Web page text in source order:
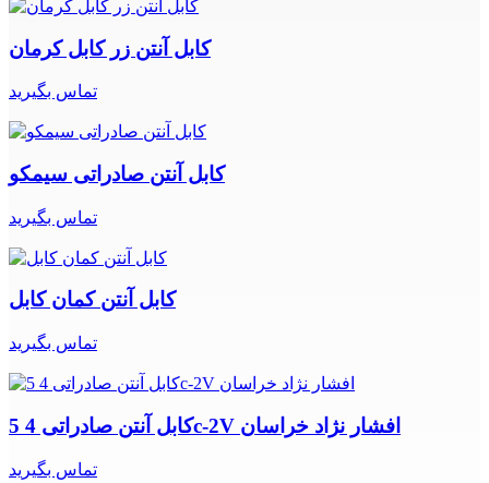
کابل آنتن زر کابل کرمان
تماس بگیرید
کابل آنتن صادراتی سیمکو
تماس بگیرید
کابل آنتن کمان کابل
تماس بگیرید
کابل آنتن صادراتی 4 5c-2V افشار نژاد خراسان
تماس بگیرید